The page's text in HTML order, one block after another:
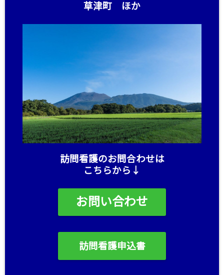
草津町 ほか
訪問看護のお問合わせは
こちらから↓
お問い合わせ
訪問看護申込書